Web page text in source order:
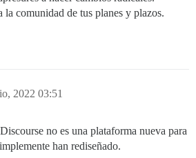
comunidad de tus planes y plazos.
2022 03:51
no es una plataforma nueva para
han rediseñado.